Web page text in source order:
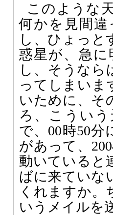
このような
何かを見間
し、ひょっと
惑星が、急
し、そうなら
ってしまいま
いために、そ
ろ、こうい
で、00時50分
があって、
動いていると
ばに来ていな
くれますか
いうメイルを